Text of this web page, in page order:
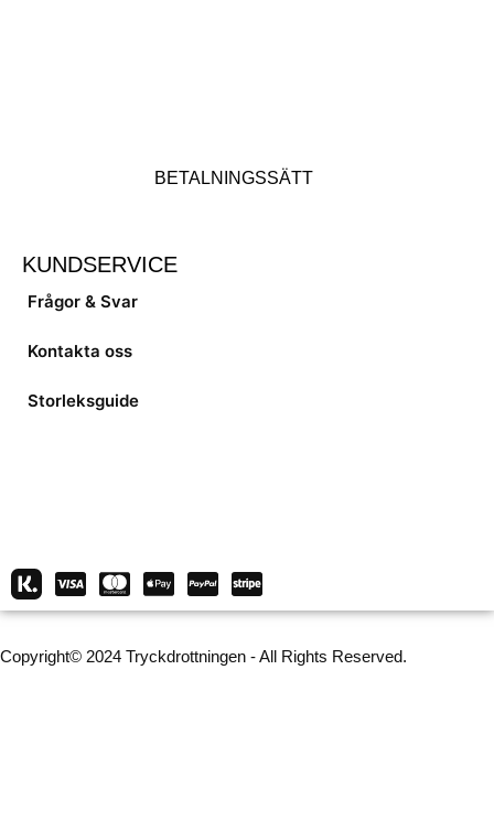
BETALNINGSSÄTT
KUNDSERVICE
Frågor & Svar
Kontakta oss
Storleksguide
Copyright© 2024 Tryckdrottningen - All Rights Reserved.